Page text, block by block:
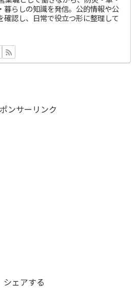
暮らしの知識を発信。公的情報や公
確認し、日常で役立つ形に整理して
ンサーリンク
シェアする